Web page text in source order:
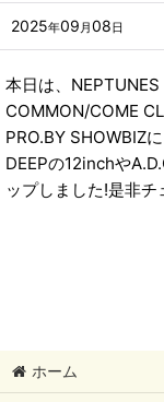
2025年09 月08日
本日は、
COMMON/COME
PRO.BY SHOWBIZ
DEEPの12inchや
ップしました!是非
ホーム